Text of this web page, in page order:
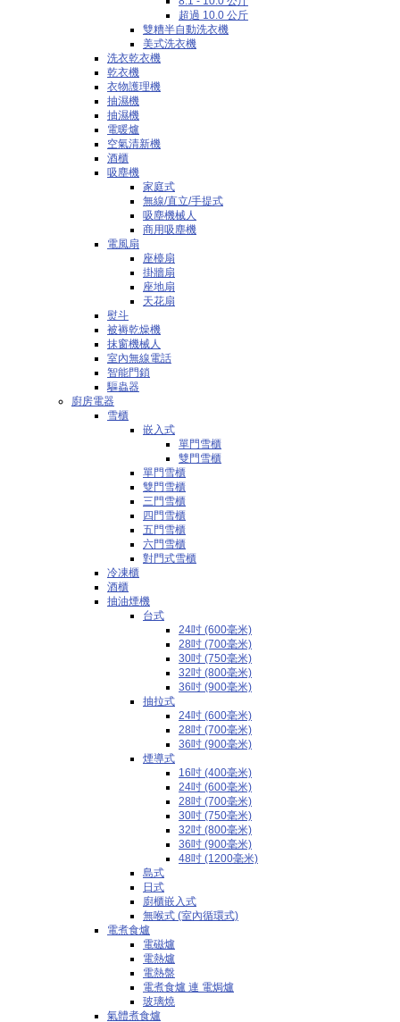
超過 10.0 公斤
雙糟半自動洗衣機
美式洗衣機
洗衣乾衣機
乾衣機
衣物護理機
抽濕機
抽濕機
電暖爐
空氣清新機
酒櫃
吸塵機
家庭式
無線/直立/手提式
吸塵機械人
商用吸塵機
電風扇
座檯扇
掛牆扇
座地扇
天花扇
熨斗
被褥乾燥機
抹窗機械人
室內無線電話
智能門鎖
驅蟲器
廚房電器
雪櫃
嵌入式
單門雪櫃
雙門雪櫃
單門雪櫃
雙門雪櫃
三門雪櫃
四門雪櫃
五門雪櫃
六門雪櫃
對門式雪櫃
冷凍櫃
酒櫃
抽油煙機
台式
24吋 (600毫米)
28吋 (700毫米)
30吋 (750毫米)
32吋 (800毫米)
36吋 (900毫米)
抽拉式
24吋 (600毫米)
28吋 (700毫米)
36吋 (900毫米)
煙導式
16吋 (400毫米)
24吋 (600毫米)
28吋 (700毫米)
30吋 (750毫米)
32吋 (800毫米)
36吋 (900毫米)
48吋 (1200毫米)
島式
日式
廚櫃嵌入式
無喉式 (室內循環式)
電煮食爐
電磁爐
電熱爐
電熱盤
電煮食爐 連 電焗爐
玻璃燒
氣體煮食爐